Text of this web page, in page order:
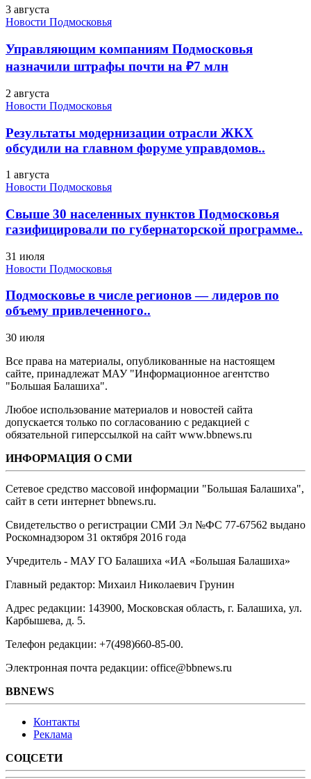
3 августа
Новости Подмосковья
Управляющим компаниям Подмосковья
назначили штрафы почти на ₽7 млн
2 августа
Новости Подмосковья
Результаты модернизации отрасли ЖКХ
обсудили на главном форуме управдомов..
1 августа
Новости Подмосковья
Свыше 30 населенных пунктов Подмосковья
газифицировали по губернаторской программе..
31 июля
Новости Подмосковья
Подмосковье в числе регионов — лидеров по
объему привлеченного..
30 июля
Все права на материалы, опубликованные на настоящем
сайте, принадлежат МАУ "Информационное агентство
"Большая Балашиха".
Любое использование материалов и новостей сайта
допускается только по согласованию с редакцией с
обязательной гиперссылкой на сайт www.bbnews.ru
ИНФОРМАЦИЯ О СМИ
Сетевое средство массовой информации "Большая Балашиха",
сайт в сети интернет bbnews.ru.
Свидетельство о регистрации СМИ Эл №ФС ‎77-67562 выдано
Роскомнадзором 31 октября 2016 года
Учредитель - МАУ ГО Балашиха «ИА «Большая Балашиха»
Главный редактор: Михаил Николаевич Грунин
Адрес редакции: 143900, Московская область, г. Балашиха, ул.
Карбышева, д. 5.
Телефон редакции: +7(498)660-85-00.
Электронная почта редакции: office@bbnews.ru
BBNEWS
Контакты
Реклама
СОЦСЕТИ